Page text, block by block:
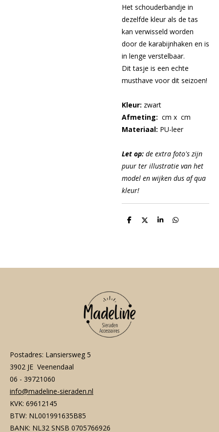
Het schouderbandje in
dezelfde kleur als de tas
kan verwisseld worden
door de karabijnhaken en is
in lenge verstelbaar.
Dit tasje is een echte
musthave voor dit seizoen!
Kleur: zwart
Afmeting: cm x cm
Materiaal: PU-leer
Let op: de extra foto's zijn
puur ter illustratie van het
model en wijken dus af qua
kleur!
D
D
S
D
Postadres: Lansiersweg 5
3902 JE Veenendaal
06 - 39721060
info@madeline-sieraden.nl
KVK: 69612145
BTW: NL001991635B85
BANK: NL32 SNSB 0705766926